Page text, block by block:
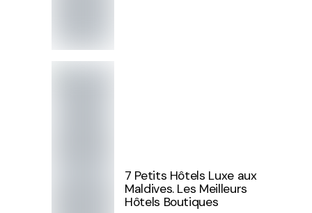
7 Petits Hôtels Luxe aux
Maldives. Les Meilleurs
Hôtels Boutiques